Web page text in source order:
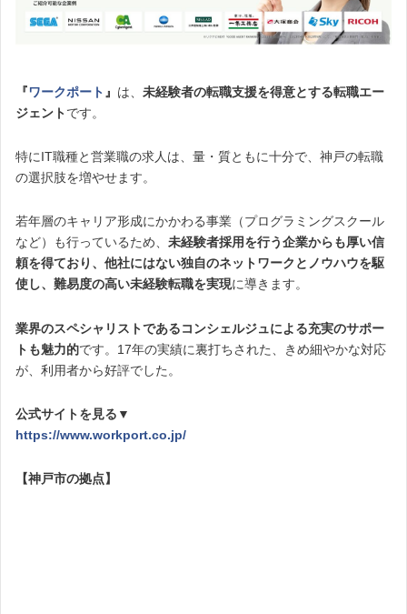
『ワークポート 』 は、 未経験者の転職支援を得意とする転職エー
ジェントです。
特にIT職種と営業職の求人は、量・質ともに十分で、神戸の転職
の選択肢を増やせます。
若年層のキャリア形成にかかわる事業（プログラミングスクール
など）も行っているため、 未経験者採用を行う企業からも厚い信
頼を得ており、 他社にはない独自のネットワークとノウハウを駆
使し、難易度の高い未経験転職を実現に導きます。
業界のスペシャリストであるコンシェルジュによる充実のサポー
トも魅力的です。17年の実績に裏打ちされた、きめ細やかな対応
が、利用者から好評でした。
公式サイトを見る▼
https://www.workport.co.jp/
【神戸市の拠点】